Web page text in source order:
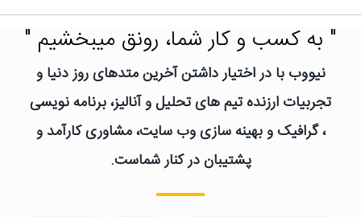
" به کسب و کار شما، رونق میبخشیم "
نیووب با در اختیار داشتن آخرین متدهای روز دنیا و
تجربیات ارزنده تیم های تحلیل و آنالیز، برنامه نویسی
، گرافیک و بهینه سازی وب سایت، مشاوری کارآمد و
پشتیبان در کنار شماست.